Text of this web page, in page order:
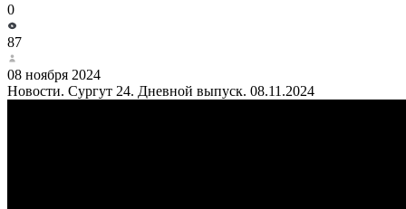
0
87
08 ноября 2024
Новости. Сургут 24. Дневной выпуск. 08.11.2024